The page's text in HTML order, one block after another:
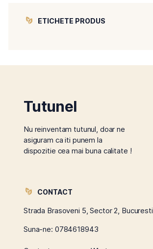
ETICHETE PRODUS
Tutunel
Nu reinventam tutunul, doar ne
asiguram ca iti punem la
dispozitie cea mai buna calitate !
CONTACT
Strada Brasoveni 5, Sector 2, Bucuresti
Suna-ne: 0784618943